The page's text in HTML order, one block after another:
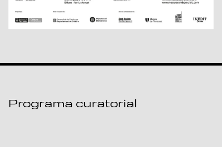
Programa curatorial